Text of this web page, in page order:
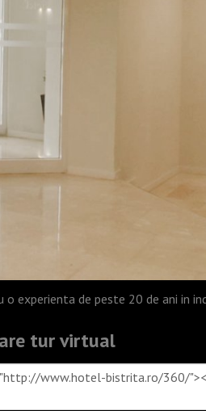
experienta de peste 20 de ani in
tur virtual